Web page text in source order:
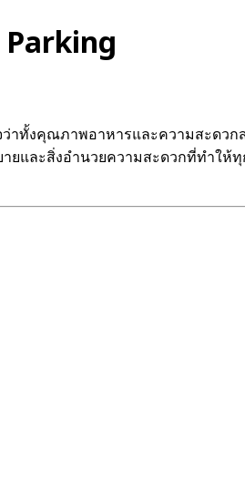
ทั้งคุณภาพอาหารและความสะดว
ยและสิ่งอำนวยความสะดวกที่ทำใ